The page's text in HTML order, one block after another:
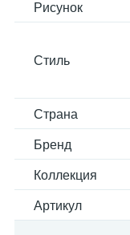
Рисунок
Стиль
Страна
Бренд
Коллекция
Артикул